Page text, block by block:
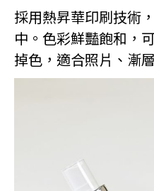
採用熱昇華印刷技術
中。色彩鮮豔飽和，
掉色，適合照片、漸